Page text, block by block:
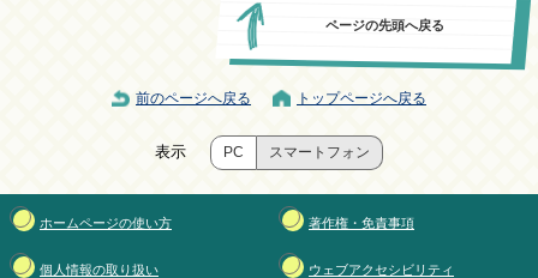
ページの先頭へ戻る
前のページへ戻る トップページへ戻る
表示 PC スマートフォン
ホームページの使い方 著作権・免責事項
個人情報の取り扱い ウェブアクセシビリティ